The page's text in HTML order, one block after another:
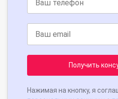
Получить
Нажимая на кнопку, я